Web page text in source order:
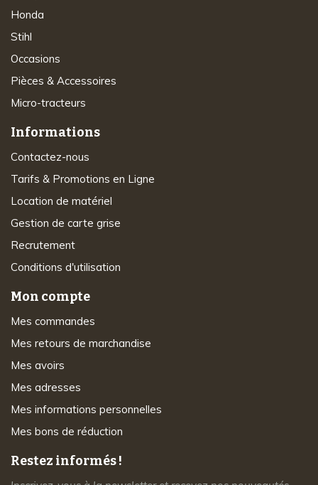
Honda
Stihl
Occasions
Pièces & Accessoires
Micro-tracteurs
Informations
Contactez-nous
Tarifs & Promotions en Ligne
Location de matériel
Gestion de carte grise
Recrutement
Conditions d'utilisation
Mon compte
Mes commandes
Mes retours de marchandise
Mes avoirs
Mes adresses
Mes informations personnelles
Mes bons de réduction
Restez informés !